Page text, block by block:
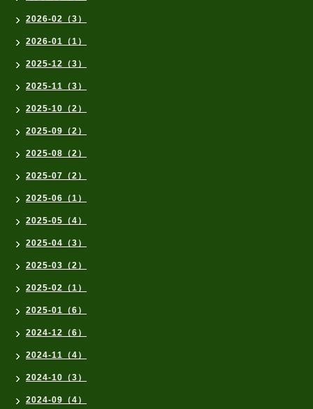
2026-02（3）
2026-01（1）
2025-12（3）
2025-11（3）
2025-10（2）
2025-09（2）
2025-08（2）
2025-07（2）
2025-06（1）
2025-05（4）
2025-04（3）
2025-03（2）
2025-02（1）
2025-01（6）
2024-12（6）
2024-11（4）
2024-10（3）
2024-09（4）